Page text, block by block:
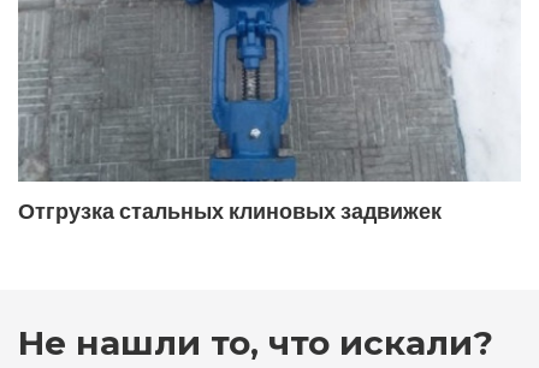
19с47нж ДУ400 19с53нж
19с53нж ду100 ру40 19с53нж ду50
19с53нж ду80 19с53нж ду80 ру40
19с76нж 19с76нж ду80 ру16
19с76нж поворотный
19ч16бр ДУ150 19ч21бр ду100
Отгрузка стальных клиновых задвижек
Не нашли то, что искали?